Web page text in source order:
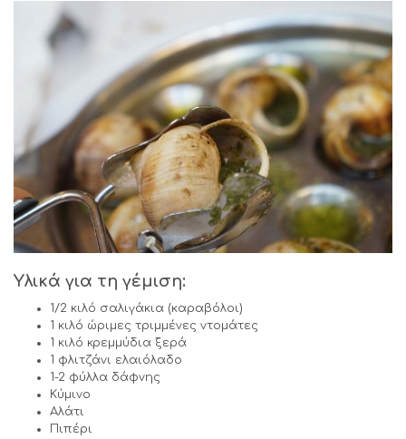
Υλικά για τη γέμιση:
1/2 κιλό σαλιγάκια (καραβόλοι)
1 κιλό ώριμες τριμμένες ντομάτες
1 κιλό κρεμμύδια ξερά
1 φλιτζάνι ελαιόλαδο
1-2 φύλλα δάφνης
Κύμινο
Αλάτι
Πιπέρι